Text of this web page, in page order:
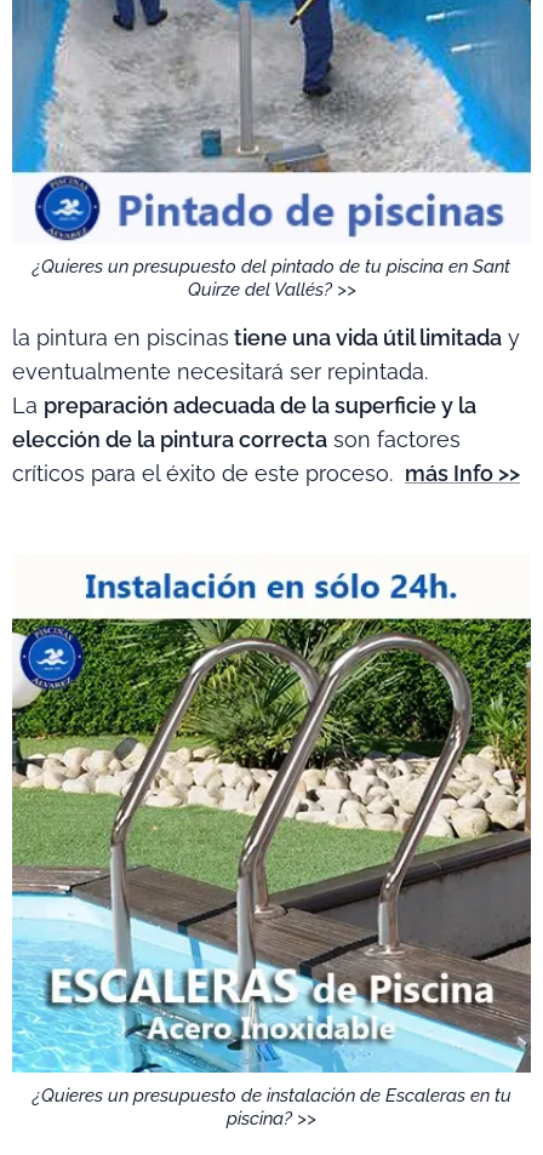
¿Quieres un presupuesto del pintado de tu piscina en Sant
Quirze del Vallés? >>
la pintura en piscinas tiene una vida útil limitada y
eventualmente necesitará ser repintada.
La preparación adecuada de la superficie y la
elección de la pintura correcta son factores
críticos para el éxito de este proceso. más Info >>
¿Quieres un presupuesto de instalación de Escaleras en tu
piscina? >>